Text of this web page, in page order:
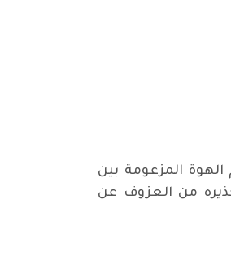
المزعومة بين
من العزوف عن